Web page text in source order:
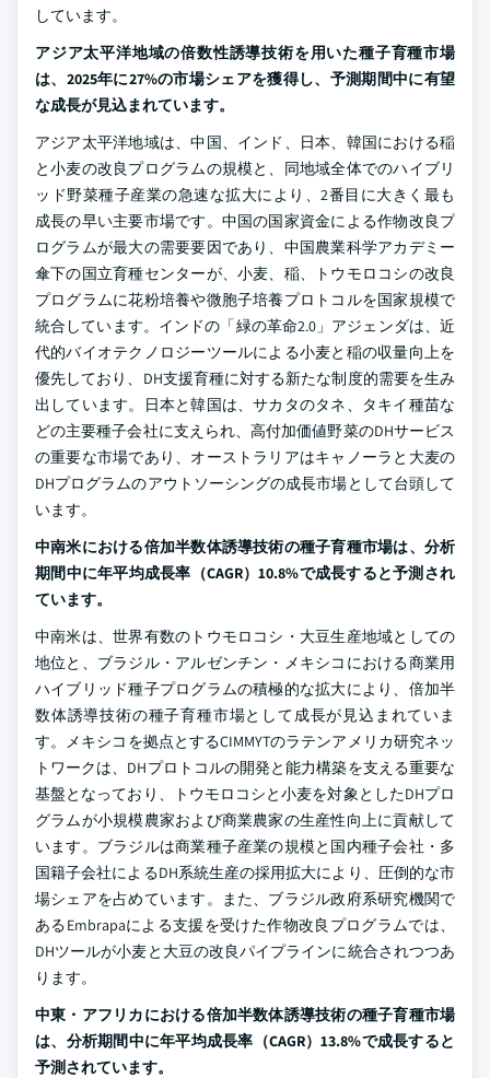
しています。
アジア太平洋地域の倍数性誘導技術を用いた種子育種市場
は、2025年に27%の市場シェアを獲得し、予測期間中に有望
な成長が見込まれています。
アジア太平洋地域は、中国、インド、日本、韓国における稲
と小麦の改良プログラムの規模と、同地域全体でのハイブリ
ッド野菜種子産業の急速な拡大により、2番目に大きく最も
成長の早い主要市場です。中国の国家資金による作物改良プ
ログラムが最大の需要要因であり、中国農業科学アカデミー
傘下の国立育種センターが、小麦、稲、トウモロコシの改良
プログラムに花粉培養や微胞子培養プロトコルを国家規模で
統合しています。インドの「緑の革命2.0」アジェンダは、近
代的バイオテクノロジーツールによる小麦と稲の収量向上を
優先しており、DH支援育種に対する新たな制度的需要を生み
出しています。日本と韓国は、サカタのタネ、タキイ種苗な
どの主要種子会社に支えられ、高付加価値野菜のDHサービス
の重要な市場であり、オーストラリアはキャノーラと大麦の
DHプログラムのアウトソーシングの成長市場として台頭して
います。
中南米における倍加半数体誘導技術の種子育種市場は、分析
期間中に年平均成長率（CAGR）10.8%で成長すると予測され
ています。
中南米は、世界有数のトウモロコシ・大豆生産地域としての
地位と、ブラジル・アルゼンチン・メキシコにおける商業用
ハイブリッド種子プログラムの積極的な拡大により、倍加半
数体誘導技術の種子育種市場として成長が見込まれていま
す。メキシコを拠点とするCIMMYTのラテンアメリカ研究ネッ
トワークは、DHプロトコルの開発と能力構築を支える重要な
基盤となっており、トウモロコシと小麦を対象としたDHプロ
グラムが小規模農家および商業農家の生産性向上に貢献して
います。ブラジルは商業種子産業の規模と国内種子会社・多
国籍子会社によるDH系統生産の採用拡大により、圧倒的な市
場シェアを占めています。また、ブラジル政府系研究機関で
あるEmbrapaによる支援を受けた作物改良プログラムでは、
DHツールが小麦と大豆の改良パイプラインに統合されつつあ
ります。
中東・アフリカにおける倍加半数体誘導技術の種子育種市場
は、分析期間中に年平均成長率（CAGR）13.8%で成長すると
予測されています。